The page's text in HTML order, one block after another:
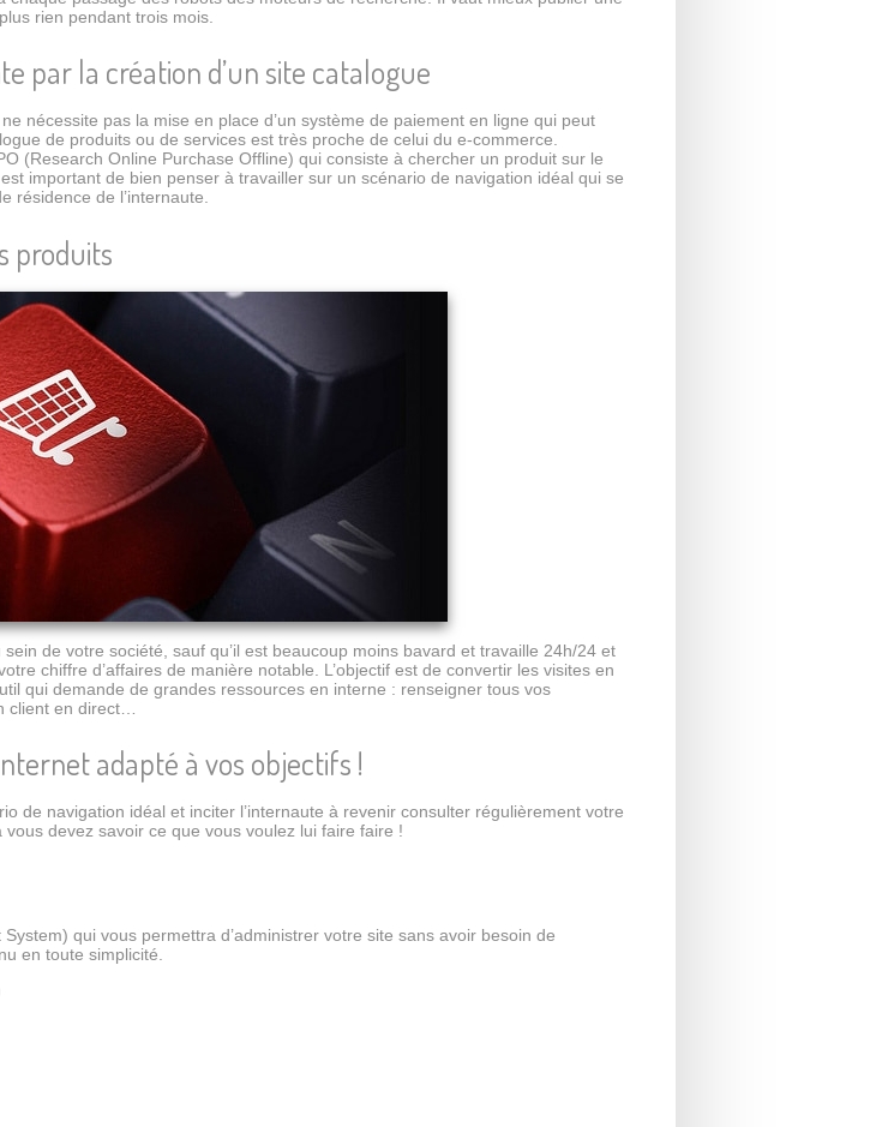
rien pendant trois mois.
par la création d’un site catalogue
nécessite pas la mise en place d’un système de paiement en ligne qui peut
de produits ou de services est très proche de celui du e-commerce.
(Research Online Purchase Offline) qui consiste à chercher un produit sur le
important de bien penser à travailler sur un scénario de navigation idéal qui se
résidence de l’internaute.
produits
de votre société, sauf qu’il est beaucoup moins bavard et travaille 24h/24 et
chiffre d’affaires de manière notable. L’objectif est de convertir les visites en
qui demande de grandes ressources en interne : renseigner tous vos
client en direct…
adapté à vos objectifs !
de navigation idéal et inciter l’internaute à revenir consulter régulièrement votre
devez savoir ce que vous voulez lui faire faire !
qui vous permettra d’administrer votre site sans avoir besoin de
en toute simplicité.